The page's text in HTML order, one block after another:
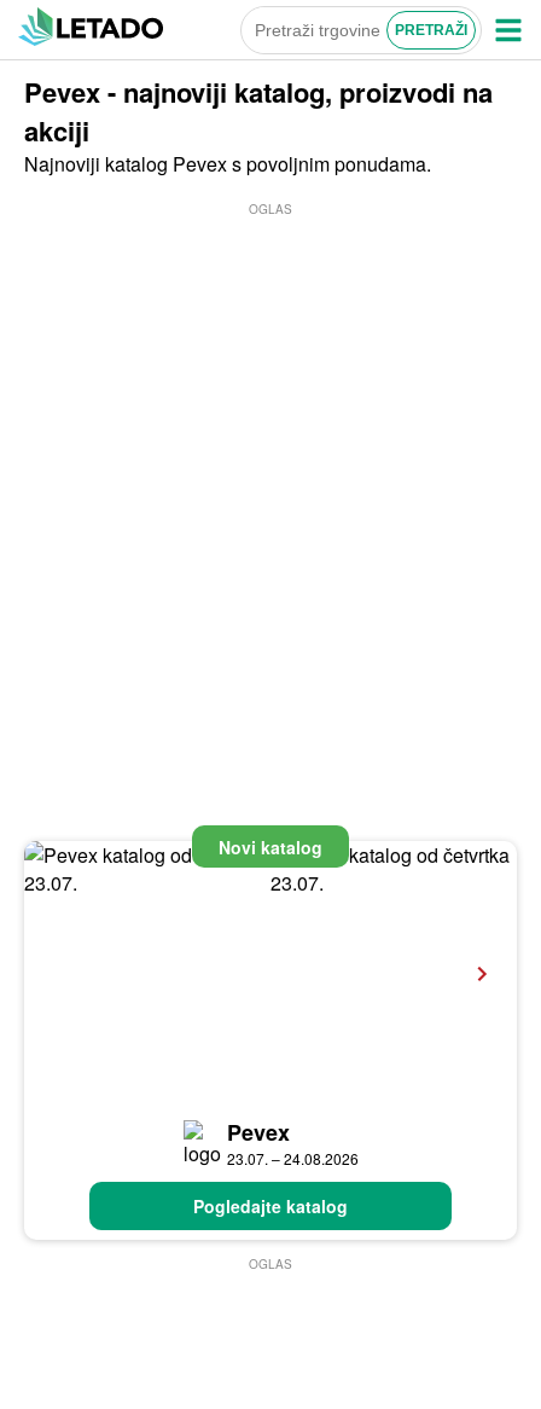
Pevex - najnoviji katalog, proizvodi na
akciji
Najnoviji katalog Pevex s povoljnim ponudama.
OGLAS
Novi katalog
Pevex
23.07. – 24.08.2026
Pogledajte katalog
OGLAS